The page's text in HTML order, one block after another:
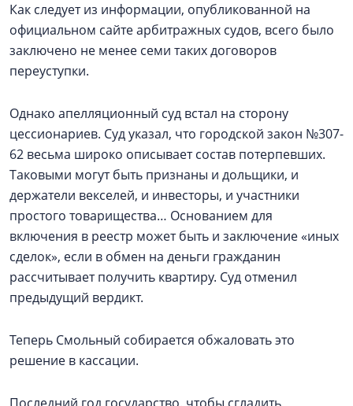
Как следует из информации, опубликованной на
официальном сайте арбитражных судов, всего было
заключено не менее семи таких договоров
переуступки.
Однако апелляционный суд встал на сторону
цессионариев. Суд указал, что городской закон №307-
62 весьма широко описывает состав потерпевших.
Таковыми могут быть признаны и дольщики, и
держатели векселей, и инвесторы, и участники
простого товарищества… Основанием для
включения в реестр может быть и заключение «иных
сделок», если в обмен на деньги гражданин
рассчитывает получить квартиру. Суд отменил
предыдущий вердикт.
Теперь Смольный собирается обжаловать это
решение в кассации.